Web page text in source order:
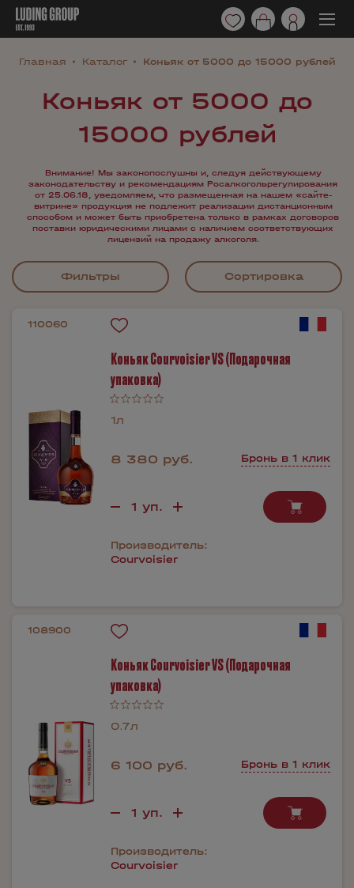
Главная Каталог Коньяк от 5000 до 15000 рублей
Коньяк от 5000 до
15000 рублей
Внимание! Мы законопослушны и, следуя действующему
законодательству и рекомендациям Росалкогольрегулирования
от 25.06.18, уведомляем, что размещенная на нашем «сайте-
витрине» продукция не подлежит реализации дистанционным
способом и может быть приобретена только в рамках договоров
поставки юридическими лицами с наличием соответствующих
лицензий на продажу алкоголя.
Фильтры Сортировка
110060
Коньяк Courvoisier VS (Подарочная
упаковка)
1л
8 380 руб. Бронь в 1 клик
Производитель:
Courvoisier
108900
Коньяк Courvoisier VS (Подарочная
упаковка)
0.7л
6 100 руб. Бронь в 1 клик
Производитель:
Courvoisier